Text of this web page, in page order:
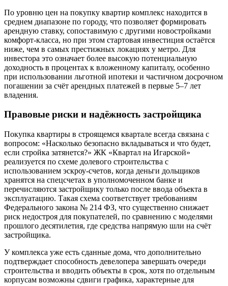
По уровню цен на покупку квартир комплекс находится в
среднем диапазоне по городу, что позволяет формировать
арендную ставку, сопоставимую с другими новостройками
комфорт-класса, но при этом стартовая инвестиция остаётся
ниже, чем в самых престижных локациях у метро. Для
инвестора это означает более высокую потенциальную
доходность в процентах к вложенному капиталу, особенно
при использовании льготной ипотеки и частичном досрочном
погашении за счёт арендных платежей в первые 5–7 лет
владения.
Правовые риски и надёжность застройщика
Покупка квартиры в строящемся квартале всегда связана с
вопросом: «Насколько безопасно вкладываться и что будет,
если стройка затянется?» ЖК «Квартал на Игарской»
реализуется по схеме долевого строительства с
использованием эскроу-счетов, когда деньги дольщиков
хранятся на спецсчетах в уполномоченном банке и
перечисляются застройщику только после ввода объекта в
эксплуатацию. Такая схема соответствует требованиям
Федерального закона № 214 ФЗ, что существенно снижает
риск недостроя для покупателей, по сравнению с моделями
прошлого десятилетия, где средства напрямую шли на счёт
застройщика.
У комплекса уже есть сданные дома, что дополнительно
подтверждает способность девелопера завершать очереди
строительства и вводить объекты в срок, хотя по отдельным
корпусам возможны сдвиги графика, характерные для